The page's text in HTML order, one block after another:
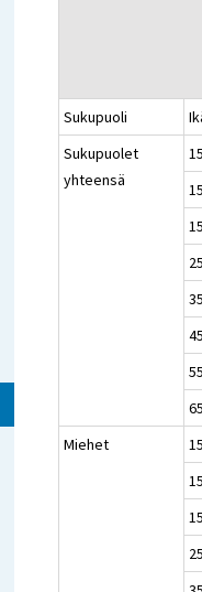
Sukupuoli
Sukupuolet
yhteensä
Miehet